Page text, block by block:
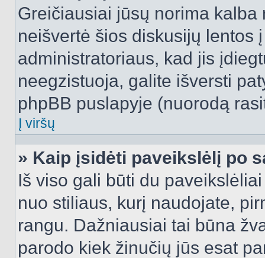
Greičiausiai jūsų norima
neišvertė šios diskusijų lentos
administratoriaus, kad jis
neegzistuoja, galite išversti
phpBB puslapyje (nuorodą
Į viršų
» Kaip įsidėti paveikslėlį po
Iš viso gali būti du
nuo stiliaus, kurį naudojate,
rangu. Dažniausiai tai būna
parodo kiek žinučių jūs esat